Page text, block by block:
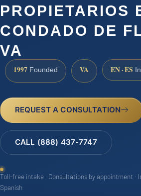
PROPIETARIOS
CONDADO DE
VA
1997 Founded VA EN · ES
REQUEST A CONSULTATION
CALL (888) 437-7747
Toll-free intake · Consultations by appointment ·
Spanish